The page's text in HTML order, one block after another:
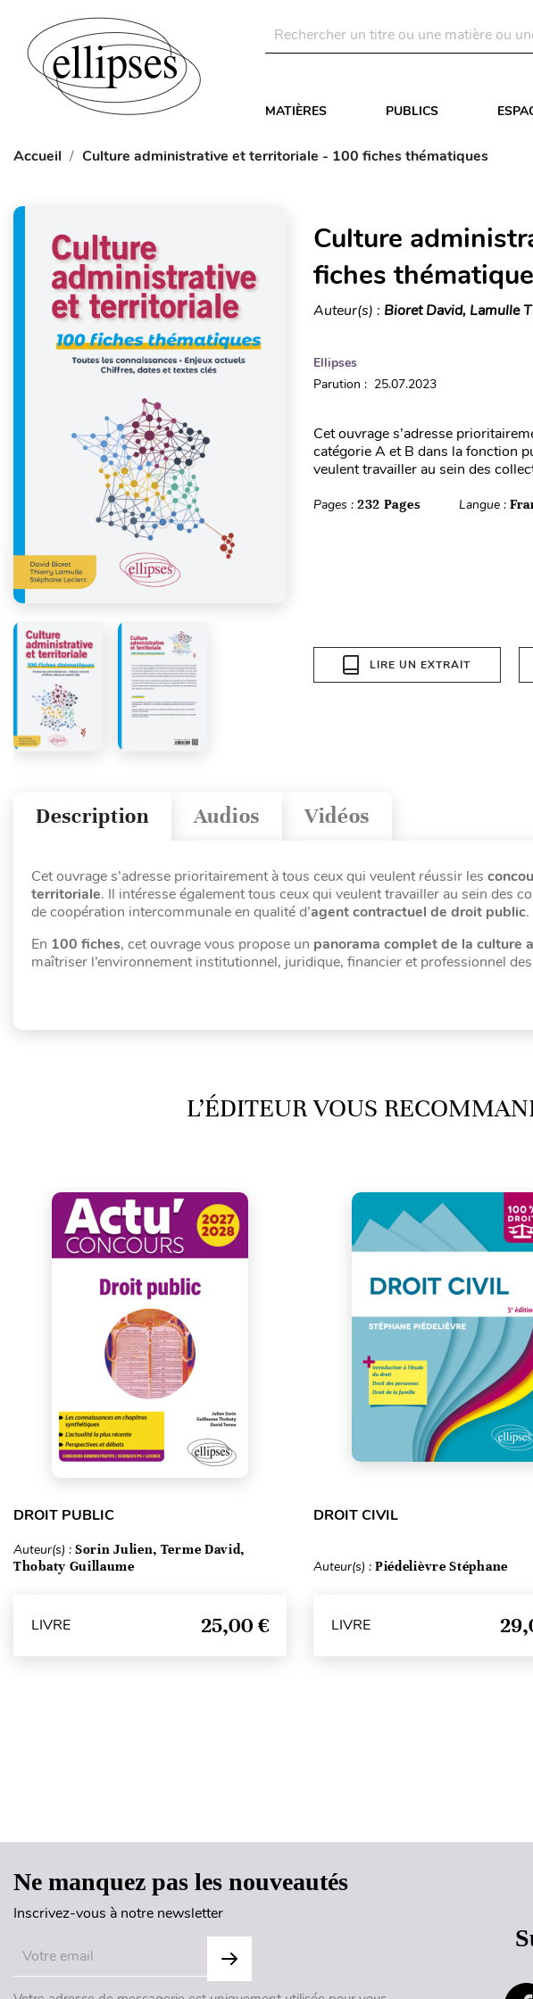
MATIÈRES PUBLICS
Accueil Culture administrative et territoriale - 100 fiches thématiques
Culture
fiches
Auteur(s) : Bioret David, Lamulle
Ellipses
Parution : 25.07.2023
Cet ouvrage s’adresse
catégorie A et B dans la fonction
veulent travailler au sein des
Pages : 232 Pages Langue :
LIRE UN EXTRAIT
Vidéos
Audios
Description
Cet ouvrage s’adresse prioritairement à tous ceux qui veulent réussir les
territoriale. Il intéresse également tous ceux qui veulent travailler au sein des
de coopération intercommunale en qualité d’agent contractuel de droit public.
En 100 fiches, cet ouvrage vous propose un panorama complet de la culture
maîtriser l’environnement institutionnel, juridique, financier et professionnel
L’ÉDITEUR VOUS
DROIT PUBLIC
Auteur(s) : Sorin Julien, Terme David,
Thobaty Guillaume
LIVRE 25,00 €
DROIT CIVIL
Auteur(s) : Piédelièvre Stéphane
LIVRE
Ne manquez pas les nouveautés
Inscrivez-vous à notre newsletter